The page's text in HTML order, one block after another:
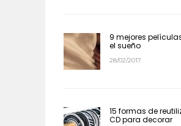
9 mejores
el sueño
28/02/2017
15 formas de
CD para decorar